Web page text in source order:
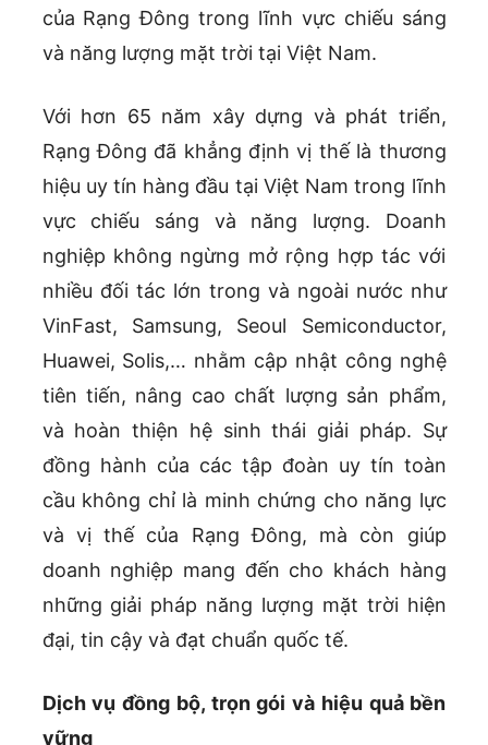
của Rạng Đông trong lĩnh vực chiếu sáng
và năng lượng mặt trời tại Việt Nam.
Với hơn 65 năm xây dựng và phát triển,
Rạng Đông đã khẳng định vị thế là thương
hiệu uy tín hàng đầu tại Việt Nam trong lĩnh
vực chiếu sáng và năng lượng. Doanh
nghiệp không ngừng mở rộng hợp tác với
nhiều đối tác lớn trong và ngoài nước như
VinFast, Samsung, Seoul Semiconductor,
Huawei, Solis,… nhằm cập nhật công nghệ
tiên tiến, nâng cao chất lượng sản phẩm,
và hoàn thiện hệ sinh thái giải pháp. Sự
đồng hành của các tập đoàn uy tín toàn
cầu không chỉ là minh chứng cho năng lực
và vị thế của Rạng Đông, mà còn giúp
doanh nghiệp mang đến cho khách hàng
những giải pháp năng lượng mặt trời hiện
đại, tin cậy và đạt chuẩn quốc tế.
Dịch vụ đồng bộ, trọn gói và hiệu quả bền
vững